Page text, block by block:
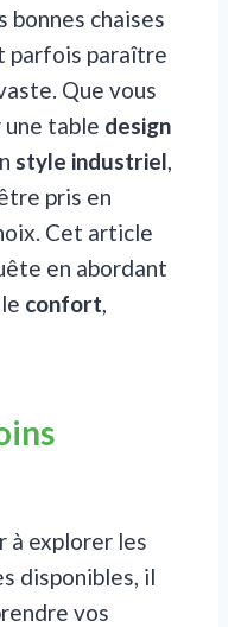
bonnes chaises
parfois paraître
Que vous
une table design
style industriel,
pris en
Cet article
en abordant
confort,
à explorer les
disponibles, il
vos